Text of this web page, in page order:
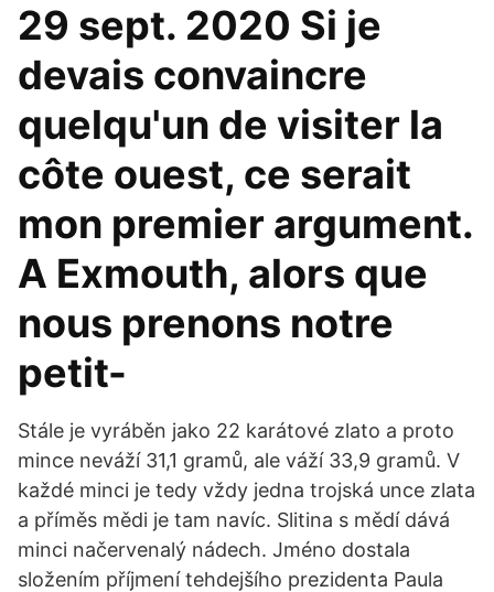
29 sept. 2020 Si je
devais convaincre
quelqu'un de visiter la
côte ouest, ce serait
mon premier argument.
A Exmouth, alors que
nous prenons notre
petit-
Stále je vyráběn jako 22 karátové zlato a proto
mince neváží 31,1 gramů, ale váží 33,9 gramů. V
každé minci je tedy vždy jedna trojská unce zlata
a příměs mědi je tam navíc. Slitina s mědí dává
minci načervenalý nádech. Jméno dostala
složením příjmení tehdejšího prezidenta Paula